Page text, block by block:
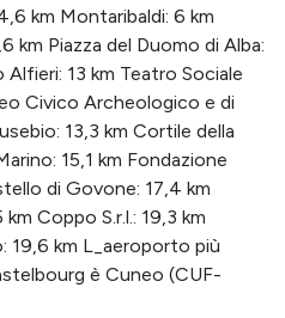
km Montaribaldi: 6 km
km Piazza del Duomo di Alba:
13 km Teatro Sociale
Civico Archeologico e di
13,3 km Cortile della
15,1 km Fondazione
di Govone: 17,4 km
Coppo S.r.l.: 19,3 km
km L_aeroporto più
è Cuneo (CUF-